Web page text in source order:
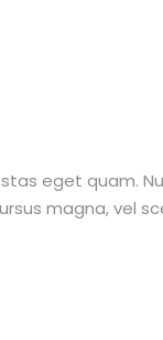
eget quam.
magna, vel